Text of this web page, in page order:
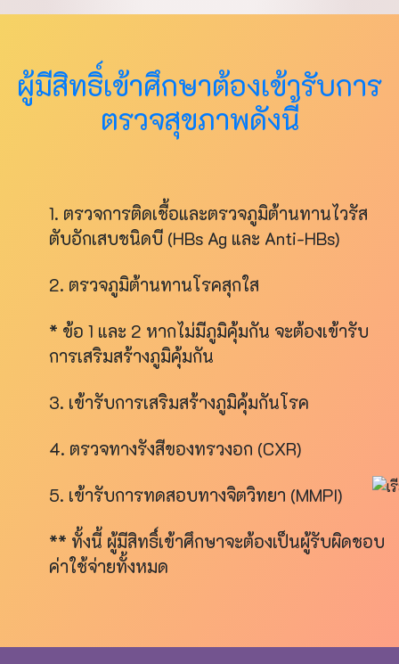
ผู้มีสิทธิ์เข้าศึกษาต้องเข้ารับการ
ตรวจสุขภาพดังนี้
1. ตรวจการติดเชื้อและตรวจภูมิต้านทานไวรัส
ตับอักเสบชนิดบี (HBs Ag และ Anti-HBs)
2. ตรวจภูมิต้านทานโรคสุกใส
* ข้อ 1 และ 2 หากไม่มีภูมิคุ้มกัน จะต้องเข้ารับ
การเสริมสร้างภูมิคุ้มกัน
3. เข้ารับการเสริมสร้างภูมิคุ้มกันโรค
4. ตรวจทางรังสีของทรวงอก (CXR)
5. เข้ารับการทดสอบทางจิตวิทยา (MMPI)
** ทั้งนี้ ผู้มีสิทธิ์เข้าศึกษาจะต้องเป็นผู้รับผิดชอบ
ค่าใช้จ่ายทั้งหมด